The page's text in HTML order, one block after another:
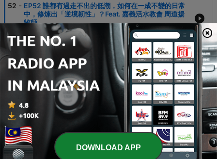
52 - EP52 誰都有過走不出的低潮，如何在一成不變的日常
中，修煉出「逆境韌性」？Feat. 嘉義活水教會 周道揚
牧師
26 Jul 2026
51
EP51 團隊不是只有首席跟獨奏，用「樂團指揮思維」，
成全每個人的卓越領導力！Feat. 嘉義活水教會 周道揚
牧師
EP50 大家都不喜歡面子工程，如何打造裡外都真實、
不可取代的軟實力？
28 Jun 2026
49 - EP49 到底誰殺死了我的熱情？夢想與命定的七個殺
手！
14 Jun 2026
DOWNLOAD APP